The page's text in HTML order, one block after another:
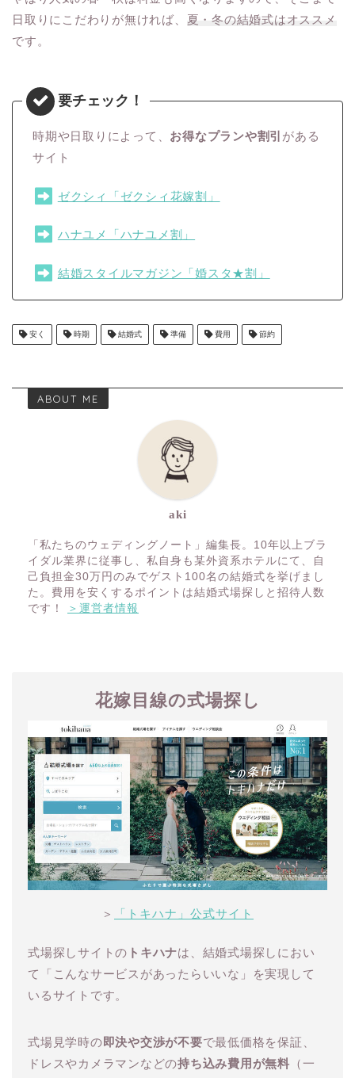
日取りにこだわりが無ければ、 夏・冬の結婚式はオススメ
です。
時期や日取りによって、 お得なプランや割引 がある
サイト
ゼクシィ「ゼクシィ花嫁割」
ハナユメ「ハナユメ割」
結婚スタイルマガジン「婚スタ★割」
安く 時期 結婚式 準備 費用 節約
ABOUT ME
aki
「私たちのウェディングノート」編集長。10年以上ブラ
イダル業界に従事し、私自身も某外資系ホテルにて、自
己負担金30万円のみでゲスト100名の結婚式を挙げまし
た。費用を安くするポイントは結婚式場探しと招待人数
です！
＞運営者情報
花嫁目線の式場探し
＞ 「トキハナ」公式サイト
式場探しサイトの トキハナは、結婚式場探しにおい
て「こんなサービスがあったらいいな」を実現して
いるサイトです。
式場見学時の即決や交渉が不要で最低価格を保証、
ドレスやカメラマンなどの持ち込み費用が無料 （一